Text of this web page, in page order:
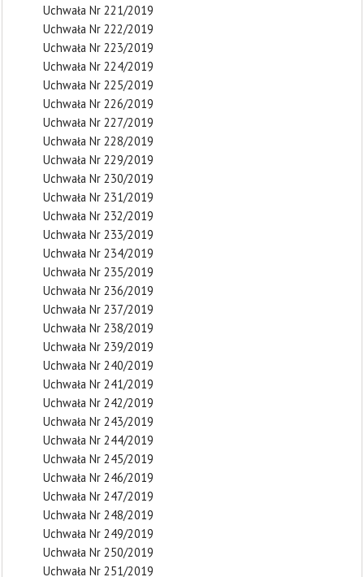
Uchwała Nr 221/2019
Uchwała Nr 222/2019
Uchwała Nr 223/2019
Uchwała Nr 224/2019
Uchwała Nr 225/2019
Uchwała Nr 226/2019
Uchwała Nr 227/2019
Uchwała Nr 228/2019
Uchwała Nr 229/2019
Uchwała Nr 230/2019
Uchwała Nr 231/2019
Uchwała Nr 232/2019
Uchwała Nr 233/2019
Uchwała Nr 234/2019
Uchwała Nr 235/2019
Uchwała Nr 236/2019
Uchwała Nr 237/2019
Uchwała Nr 238/2019
Uchwała Nr 239/2019
Uchwała Nr 240/2019
Uchwała Nr 241/2019
Uchwała Nr 242/2019
Uchwała Nr 243/2019
Uchwała Nr 244/2019
Uchwała Nr 245/2019
Uchwała Nr 246/2019
Uchwała Nr 247/2019
Uchwała Nr 248/2019
Uchwała Nr 249/2019
Uchwała Nr 250/2019
Uchwała Nr 251/2019